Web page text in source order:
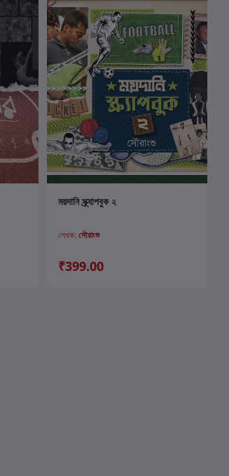
কার্টে যোগ করুন
ময়দানি স্ক্র্যাপবুক ২
লেখক: সৌরাংশু
₹399.00